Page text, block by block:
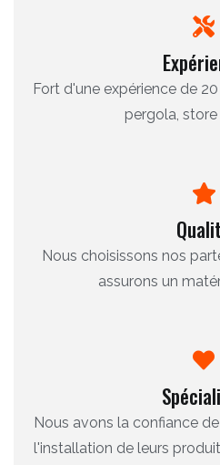
Fort d'une expérience de
pergola,
Nous choisissons nos
assurons un
Nous avons la confiance
l'installation de leurs